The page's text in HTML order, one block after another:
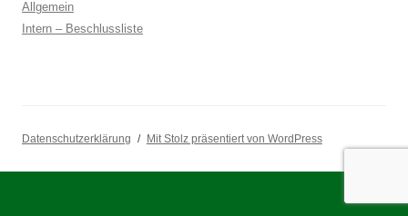
Allgemein
Intern – Beschlussliste
Datenschutzerklärung Mit Stolz präsentiert von WordPress